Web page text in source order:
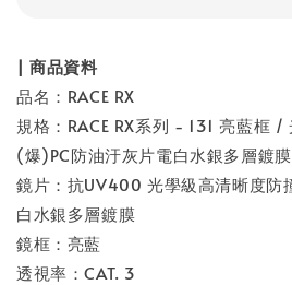
| 商品資料
品名：RACE RX
規格：RACE RX系列 - 131 亮藍框
(爆)PC防油汙灰片電白水銀多層鍍膜
鏡片：抗UV400 光學級高清晰度防
白水銀多層鍍膜
鏡框：亮藍
透視率：CAT. 3